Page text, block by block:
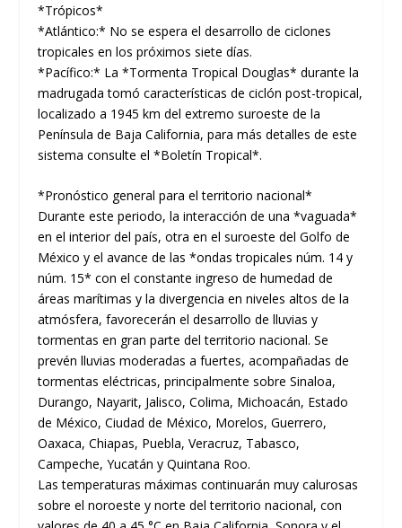
*Trópicos*
*Atlántico:* No se espera el desarrollo de ciclones
tropicales en los próximos siete días.
*Pacífico:* La *Tormenta Tropical Douglas* durante la
madrugada tomó características de ciclón post-tropical,
localizado a 1945 km del extremo suroeste de la
Península de Baja California, para más detalles de este
sistema consulte el *Boletín Tropical*.
*Pronóstico general para el territorio nacional*
Durante este periodo, la interacción de una *vaguada*
en el interior del país, otra en el suroeste del Golfo de
México y el avance de las *ondas tropicales núm. 14 y
núm. 15* con el constante ingreso de humedad de
áreas marítimas y la divergencia en niveles altos de la
atmósfera, favorecerán el desarrollo de lluvias y
tormentas en gran parte del territorio nacional. Se
prevén lluvias moderadas a fuertes, acompañadas de
tormentas eléctricas, principalmente sobre Sinaloa,
Durango, Nayarit, Jalisco, Colima, Michoacán, Estado
de México, Ciudad de México, Morelos, Guerrero,
Oaxaca, Chiapas, Puebla, Veracruz, Tabasco,
Campeche, Yucatán y Quintana Roo.
Las temperaturas máximas continuarán muy calurosas
sobre el noroeste y norte del territorio nacional, con